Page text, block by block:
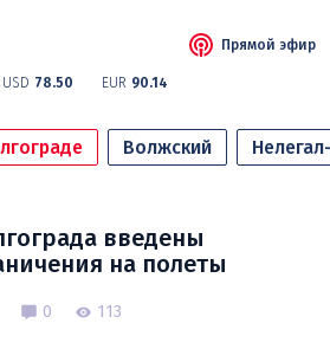
USD 78.50 EUR 90.14
Прямой эфир
Волжский
введены
на полеты
0 113